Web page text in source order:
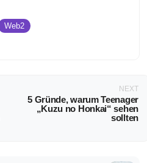
Web2
NEXT
5 Gründe, warum Teenager
„Kuzu no Honkai“ sehen
sollten